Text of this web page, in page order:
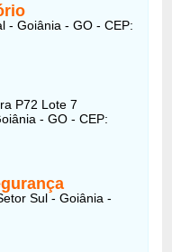
- Goiânia - GO - CEP:
P72 Lote 7
- GO - CEP:
Sul - Goiânia -